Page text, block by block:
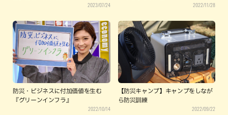
2023/07/24 2022/11/28
防災・ビジネスに付加価値を生む
『グリーンインフラ』
2022/10/14
【防災キャンプ】キャンプをしなが
ら防災訓練
2022/09/22